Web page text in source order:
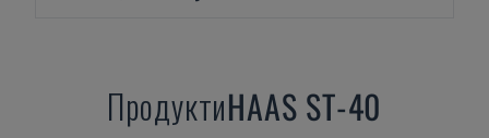
ПродуктиHAAS ST-40